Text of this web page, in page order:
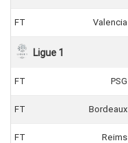
FT Valencia
Ligue 1
FT PSG
FT Bordeaux
FT Reims